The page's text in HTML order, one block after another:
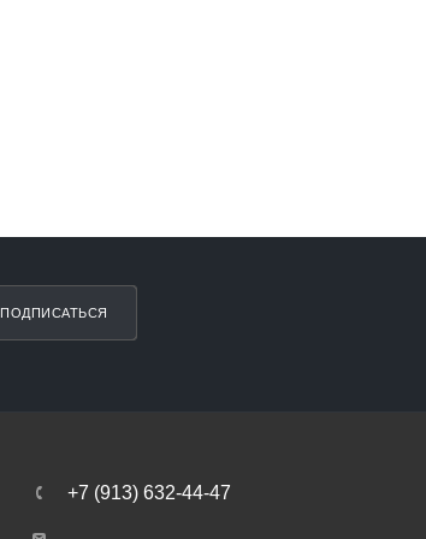
ПОДПИСАТЬСЯ
+7 (913) 632-44-47